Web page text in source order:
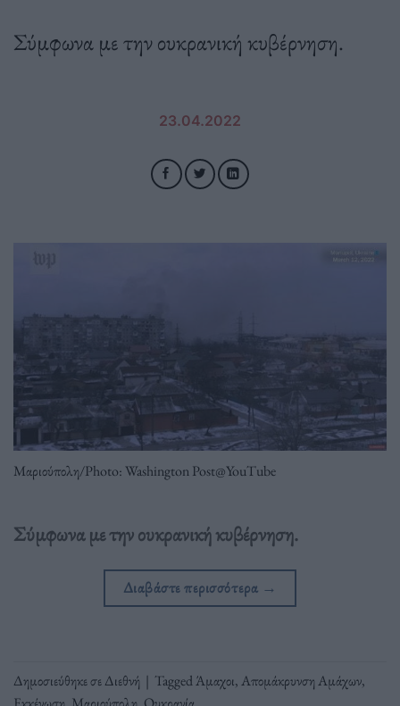
Σύμφωνα με την ουκρανική κυβέρνηση.
23.04.2022
Μαριούπολη/Photo: Washington Post@YouTube
Σύμφωνα με την ουκρανική κυβέρνηση.
Διαβάστε περισσότερα →
Δημοσιεύθηκε σεΔιεθνή | TaggedΆμαχοι,Απομάκρυνση Αμάχων,